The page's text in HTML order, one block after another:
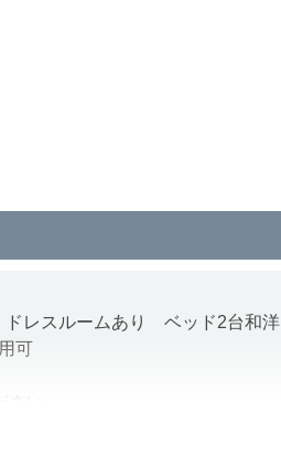
レスルームあり ベッド2台和洋
可